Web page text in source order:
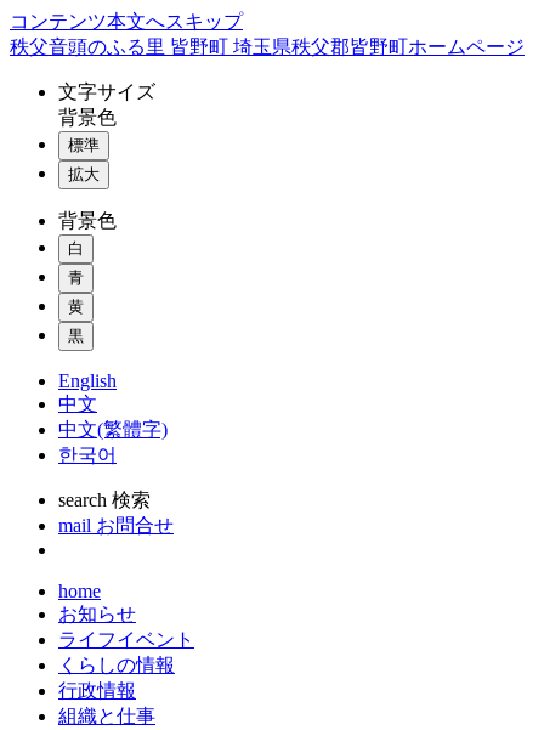
コンテンツ本文へスキップ
秩父音頭のふる里 皆野町 埼玉県秩父郡皆野町ホームページ
文字サイズ
背景色
標準
拡大
背景色
白
青
黄
黒
English
中文
中文(繁體字)
한국어
search 検索
mail お問合せ
home
お知らせ
ライフイベント
くらしの情報
行政情報
組織と仕事